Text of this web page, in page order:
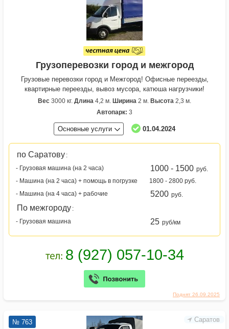
Поднят 26.09.2025
Грузоперевозки город и межгород
Грузовые перевозки город и Межгород! Офисные переезды,
квартирные переезды, вывоз мусора, катюша нагрузчики!
Вес 3000 кг. Длина 4,2 м. Ширина 2 м. Высота 2,3 м.
Автопарк: 3
Основные услуги 01.04.2024
по Саратову :
- Грузовая машина (на 2 часа)
1000 - 1500 руб.
- Машина (на 2 часа) + помощь в погрузке
1800 - 2800 руб.
- Машина (на 4 часа) + рабочие
5200 руб.
По межгороду :
- Грузовая машина
25 руб/км
Саратов
№ 763